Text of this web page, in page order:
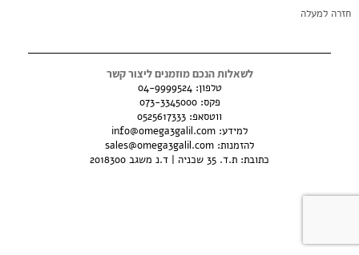
חזרה למעלה
לשאלות הנכם מוזמנים ליצור קשר
טלפון:04-9999524
פקס: 073-3345000
ווטסאפ: 0525617333
למידע: info@omega3galil.com
להזמנות: sales@omega3galil.com
כתובת: ת.ד. 35 שכניה | ד.נ משגב 2018300